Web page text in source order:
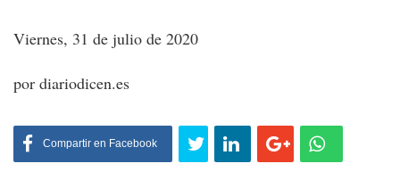
Viernes, 31 de julio de 2020
por diariodicen.es
Compartir en Facebook